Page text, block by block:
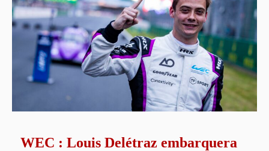
WEC : Louis Delétraz embarquera